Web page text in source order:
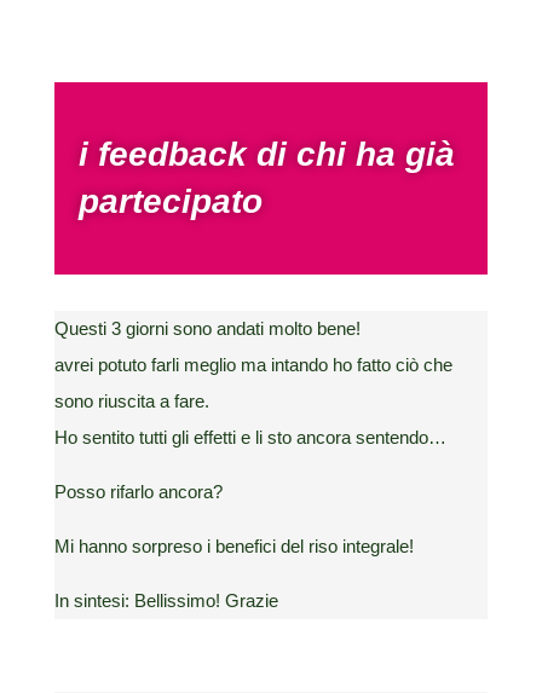
i feedback di chi ha già
partecipato
Questi 3 giorni sono andati molto bene!
avrei potuto farli meglio ma intando ho fatto ciò che
sono riuscita a fare.
Ho sentito tutti gli effetti e li sto ancora sentendo…
Posso rifarlo ancora?
Mi hanno sorpreso i benefici del riso integrale!
In sintesi: Bellissimo! Grazie